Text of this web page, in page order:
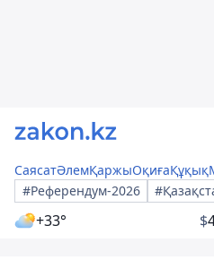
СаясатӘлемҚаржыОқиғаҚұқық
#Референдум-2026
+33° $